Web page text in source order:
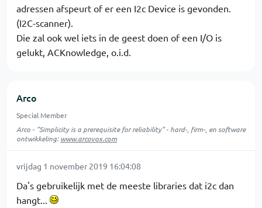
adressen afspeurt of er een I2c Device is gevonden.
(I2C-scanner).
Die zal ook wel iets in de geest doen of een I/O is
gelukt, ACKnowledge, o.i.d.
Arco
Special Member
Arco - "Simplicity is a prerequisite for reliability" - hard-, firm-, en software
ontwikkeling:www.arcovox.com
vrijdag 1 november 2019 16:04:08
Da's gebruikelijk met de meeste libraries dat i2c dan
hangt...